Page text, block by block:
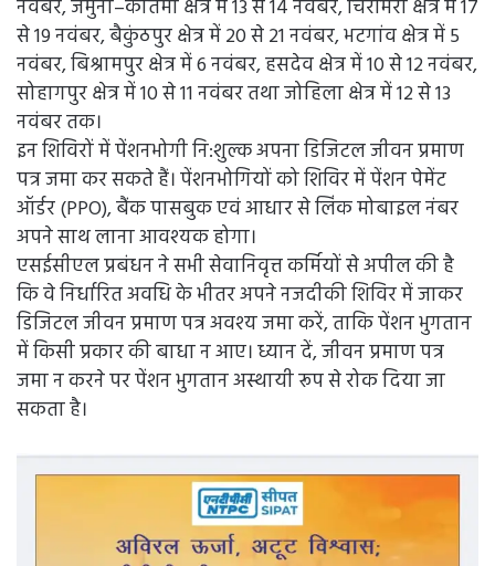
नवंबर, जमुना–कोतमा क्षेत्र में 13 से 14 नवंबर, चिरमिरी क्षेत्र में 17
से 19 नवंबर, बैकुंठपुर क्षेत्र में 20 से 21 नवंबर, भटगांव क्षेत्र में 5
नवंबर, बिश्रामपुर क्षेत्र में 6 नवंबर, हसदेव क्षेत्र में 10 से 12 नवंबर,
सोहागपुर क्षेत्र में 10 से 11 नवंबर तथा जोहिला क्षेत्र में 12 से 13
नवंबर तक।
इन शिविरों में पेंशनभोगी नि:शुल्क अपना डिजिटल जीवन प्रमाण
पत्र जमा कर सकते हैं। पेंशनभोगियों को शिविर में पेंशन पेमेंट
ऑर्डर (PPO), बैंक पासबुक एवं आधार से लिंक मोबाइल नंबर
अपने साथ लाना आवश्यक होगा।
एसईसीएल प्रबंधन ने सभी सेवानिवृत्त कर्मियों से अपील की है
कि वे निर्धारित अवधि के भीतर अपने नजदीकी शिविर में जाकर
डिजिटल जीवन प्रमाण पत्र अवश्य जमा करें, ताकि पेंशन भुगतान
में किसी प्रकार की बाधा न आए। ध्यान दें, जीवन प्रमाण पत्र
जमा न करने पर पेंशन भुगतान अस्थायी रूप से रोक दिया जा
सकता है।